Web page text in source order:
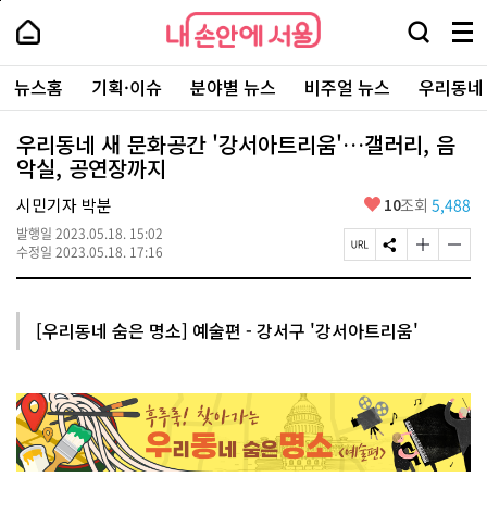
본
로
가
내
손
안
에
서
울
-
서
울
시
대
표
소
통
포
내
손
에
울
검
창
열
기
메
뉴
전
체
보
주
요
서
뉴스홈 기획·이슈 분야별 뉴스 비주얼 뉴스 우리동
우리동네 새 문화공간 '강서아트리움'…갤러리, 음
악실, 공연장까지
시민기자 박분
발행일 2023.05.18. 15:02
수정일 2023.05.18. 17:16
좋
요
10조회 5,488
페
이
R
L
S
N
유
하
글
자
하
기
글
자
하
기
[우리동네 숨은 명소] 예술편 - 강서구 '강서아트리움'
페
상
단
로